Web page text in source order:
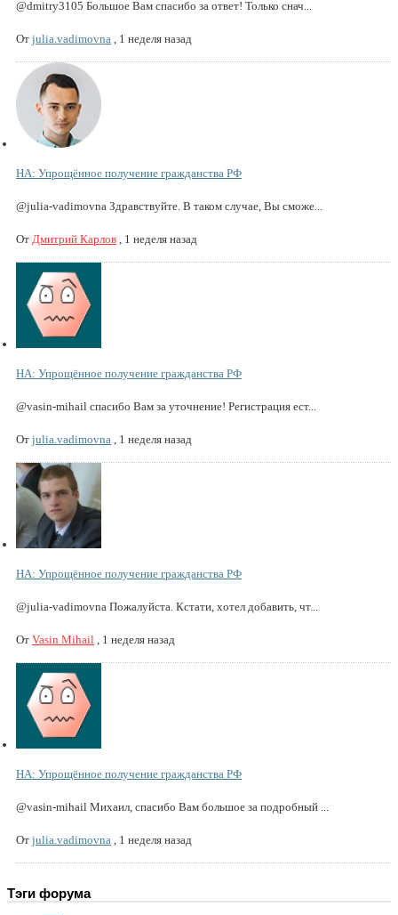
@dmitry3105 Большое Вам спасибо за ответ! Только снач...
От julia.vadimovna 1 неделя назад
НА: Упрощённое получение гражданства РФ
@julia-vadimovna Здравствуйте. В таком случае, Вы сможе...
От Дмитрий Карлов 1 неделя назад
НА: Упрощённое получение гражданства РФ
@vasin-mihail спасибо Вам за уточнение! Регистрация ест...
От julia.vadimovna 1 неделя назад
НА: Упрощённое получение гражданства РФ
@julia-vadimovna Пожалуйста. Кстати, хотел добавить, чт...
От Vasin Mihail 1 неделя назад
НА: Упрощённое получение гражданства РФ
@vasin-mihail Михаил, спасибо Вам большое за подробный ...
От julia.vadimovna 1 неделя назад
Тэги форума